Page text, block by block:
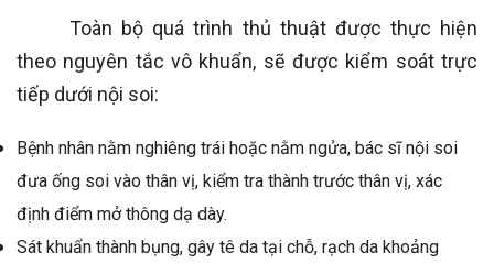
Toàn bộ quá trình thủ thuật được thực hiện
theo nguyên tắc vô khuẩn, sẽ được kiểm soát trực
tiếp dưới nội soi:
Bệnh nhân nằm nghiêng trái hoặc nằm ngửa, bác sĩ nội soi
đưa ống soi vào thân vị, kiểm tra thành trước thân vị, xác
định điểm mở thông dạ dày.
Sát khuẩn thành bụng, gây tê da tại chỗ, rạch da khoảng